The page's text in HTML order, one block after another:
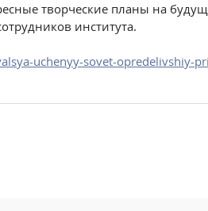
творческие планы на
института.
uchenyy-sovet-opredelivshiy-